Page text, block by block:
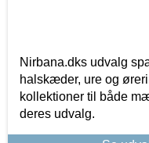
Nirbana.dks udvalg
halskæder, ure og
kollektioner til både
deres udvalg.